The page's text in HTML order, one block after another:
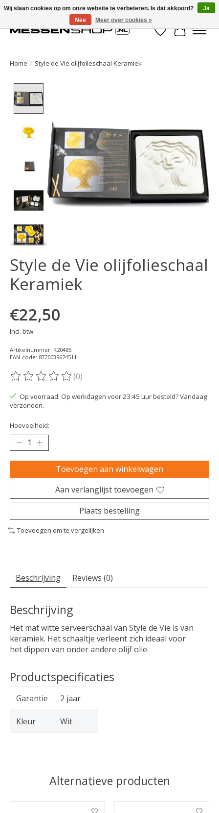
Verlanglijst
Home / Style de Vie olijfolieschaal Keramiek
Style de Vie olijfolieschaal
Keramiek
€22,50
Incl. btw
Artikelnummer: K20485
EAN-code: 8720039624511
De beoordeling van dit product is
(0)
Op voorraad. Op werkdagen voor 23:45 uur besteld? Vandaag
verzonden.
Hoeveelheid:
Toevoegen aan winkelwagen
Aan verlanglijst toevoegen
Plaats bestelling
Toevoegen om te vergelijken
Beschrijving Reviews (0)
Beschrijving
Het mat witte serveerschaal van Style de Vie is van
keramiek. Het schaaltje verleent zich ideaal voor
het dippen van onder andere olijf olie.
Productspecificaties
Garantie 2 jaar
Kleur Wit
Alternatieve producten
Items van productcarrousel
Wij slaan cookies op om onze website te verbeteren. Is dat akkoord?
Ja
Nee
Meer over cookies »